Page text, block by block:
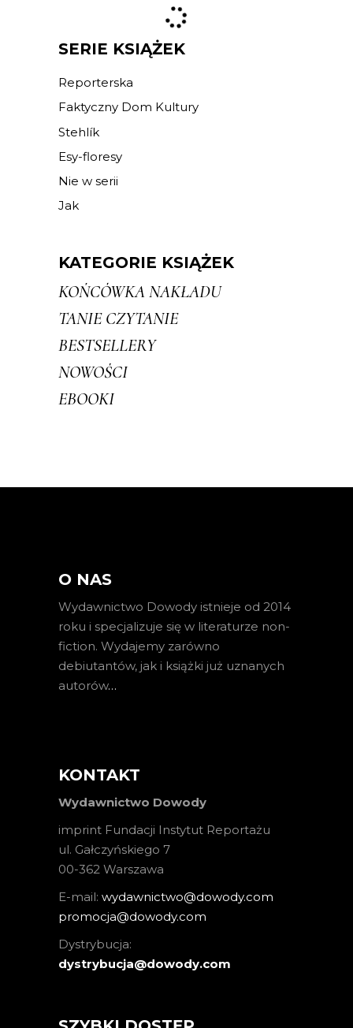
SERIE KSIĄŻEK
Reporterska
Faktyczny Dom Kultury
Stehlík
Esy-floresy
Nie w serii
Jak
KATEGORIE KSIĄŻEK
KOŃCÓWKA NAKŁADU
TANIE CZYTANIE
BESTSELLERY
NOWOŚCI
EBOOKI
O NAS
Wydawnictwo Dowody istnieje od 2014
roku i specjalizuje się w literaturze non-
fiction. Wydajemy zarówno
debiutantów, jak i książki już uznanych
autorów…
KONTAKT
Wydawnictwo Dowody
imprint Fundacji Instytut Reportażu
ul. Gałczyńskiego 7
00-362 Warszawa
E-mail: wydawnictwo@dowody.com
promocja@dowody.com
Dystrybucja:
dystrybucja@dowody.com